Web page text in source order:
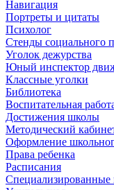
Навигация
Портреты и цитаты
Психолог
Стенды социального
Уголок дежурства
Юный инспектор
Классные уголки
Библиотека
Воспитательная
Достижения школы
Методический
Оформление
Права ребенка
Расписания
Специализированные